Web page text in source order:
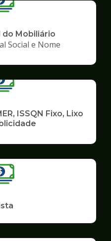
do Mobiliário
Social e Nome
ISSQN Fixo, Lixo